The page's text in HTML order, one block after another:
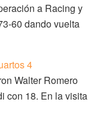
a Racing y
60 dando vuelta
Walter Romero
con 18. En la visita